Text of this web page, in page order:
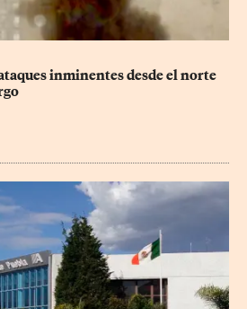
inminentes desde el norte